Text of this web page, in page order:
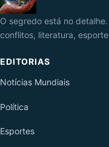
O segredo está no
conflitos, literatura,
EDITORIAS
Notícias Mundiais
Política
Esportes